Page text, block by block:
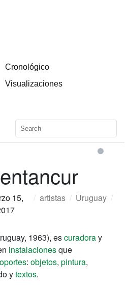
Cronológico
Visualizaciones
15,
/ artistas / Uruguay /
1963), escuradoray
instalacionesque
: objetos, pintura,
ytextos.